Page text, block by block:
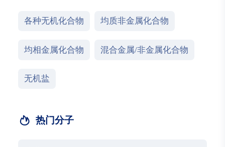
各种无机化合物 均质非金属化合物
均相金属化合物 混合金属/非金属化合物
无机盐
热门分子